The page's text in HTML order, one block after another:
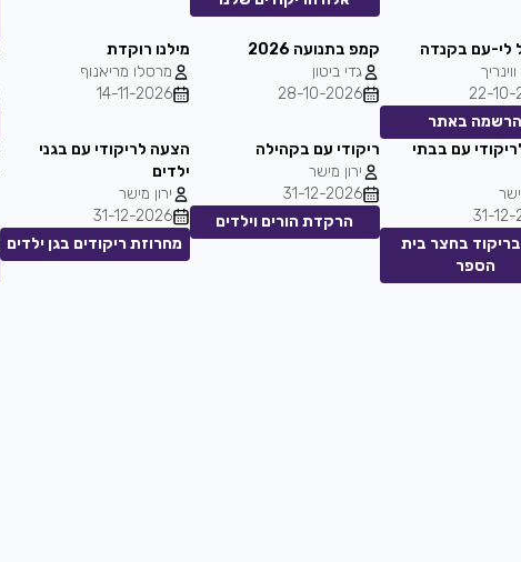
לי-עם בקנדה
22-10-
הרשמה באתר
קמפ בתנועה 2026
גדי ביטון
28-10-2026
מילנו רוקדת
מרסלו מריאנוף
14-11-2026
עם בבתי
31-
בחצר בית
הספר
ריקודי עם בקהילה
ירון מישר
31-12-2026
הרקדת הורים וילדים
הצעה לריקודי עם בגני
ילדים
ירון מישר
31-12-2026
מחרוזת ריקודים בגן ילדים